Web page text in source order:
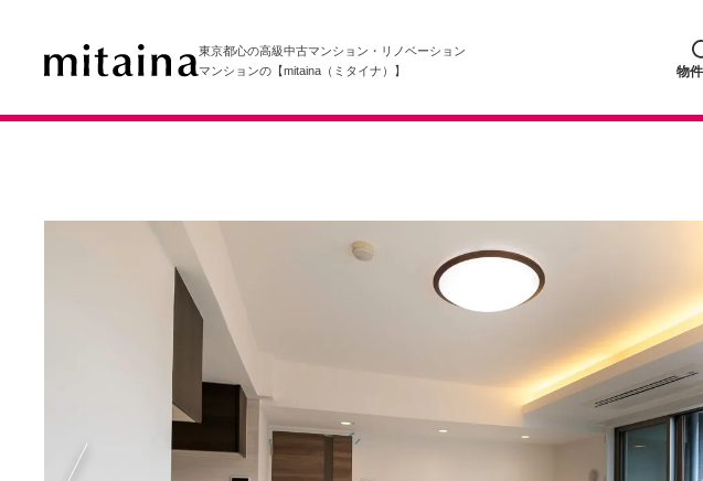
東京都心の高級中古マンション・リノベーション
マンションの【mitaina（ミタイナ）】
物